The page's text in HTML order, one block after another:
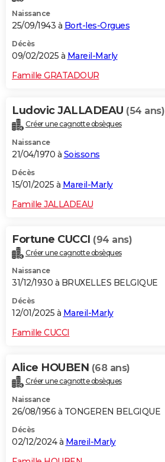
Naissance
25/09/1943 à Bort-les-Orgues
Décès
09/02/2025 à Mareil-Marly
Famille GRATADOUR
Ludovic JALLADEAU (54 ans)
Créer une cagnotte obsèques
Naissance
21/04/1970 à Soissons
Décès
15/01/2025 à Mareil-Marly
Famille JALLADEAU
Fortune CUCCI (94 ans)
Créer une cagnotte obsèques
Naissance
31/12/1930 à BRUXELLES BELGIQUE
Décès
12/01/2025 à Mareil-Marly
Famille CUCCI
Alice HOUBEN (68 ans)
Créer une cagnotte obsèques
Naissance
26/08/1956 à TONGEREN BELGIQUE
Décès
02/12/2024 à Mareil-Marly